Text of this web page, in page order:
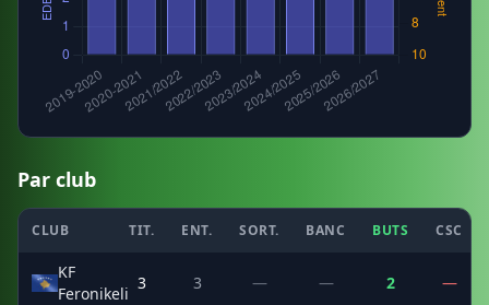
Par club
CLUB TIT. ENT. SORT. BANC BUTS CSC
KF
Feronikeli
3 3 — — 2 —